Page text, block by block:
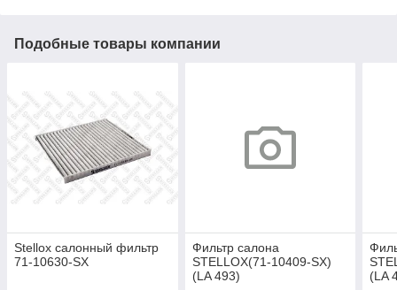
Подобные товары компании
Stellox салонный фильтр
71-10630-SX
Фильтр салона
STELLOX(71-10409-SX)
(LA 493)
(LA